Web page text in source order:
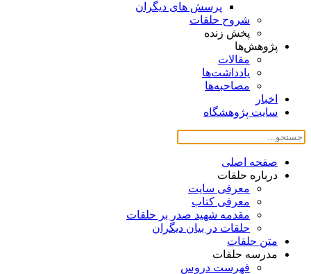
پرسش های دیگران
شروح حلقات
پخش زنده
پژوهش‌ها
مقالات
یادداشت‌ها
مصاحبه‌ها
اخبار
سایت پژوهشگاه
صفحه اصلی
درباره حلقات
معرفی سایت
معرفی کتاب
مقدمه شهید صدر بر حلقات
حلقات در بیان دیگران
متن حلقات
مدرسه حلقات
فهرست دروس